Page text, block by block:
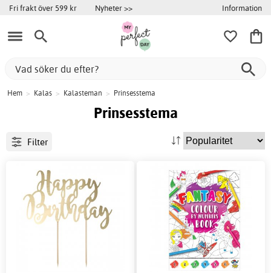
Fri frakt över 599 kr Nyheter >> Information
Hem > Kalas > Kalasteman > Prinsesstema
Prinsesstema
Filter